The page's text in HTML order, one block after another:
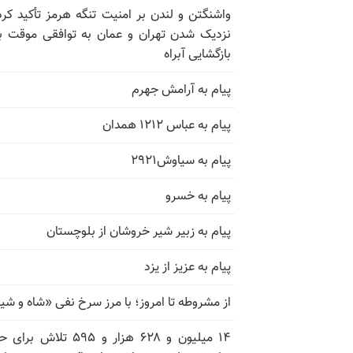
واشنگتن و لندن بر امنیت تنگه هرمز تأکید
نزدیک شدن تهران و عمان به توافقی موقت
بازگشایی آبراه
پیام به آرامش جهرم
پیام به عباس ۱۲۱۲ همدان
پیام به سیاوش۲۹۲۱
پیام به خسرو
پیام به زبیر شیر خروشان از بلوچستان
پیام به عزیز از یزد
از مشروطه تا امروز؛ با مرز سرخ نفی «شاه و
۱۴ میلیون و ۶۲۸ هزار و ۵۹۵